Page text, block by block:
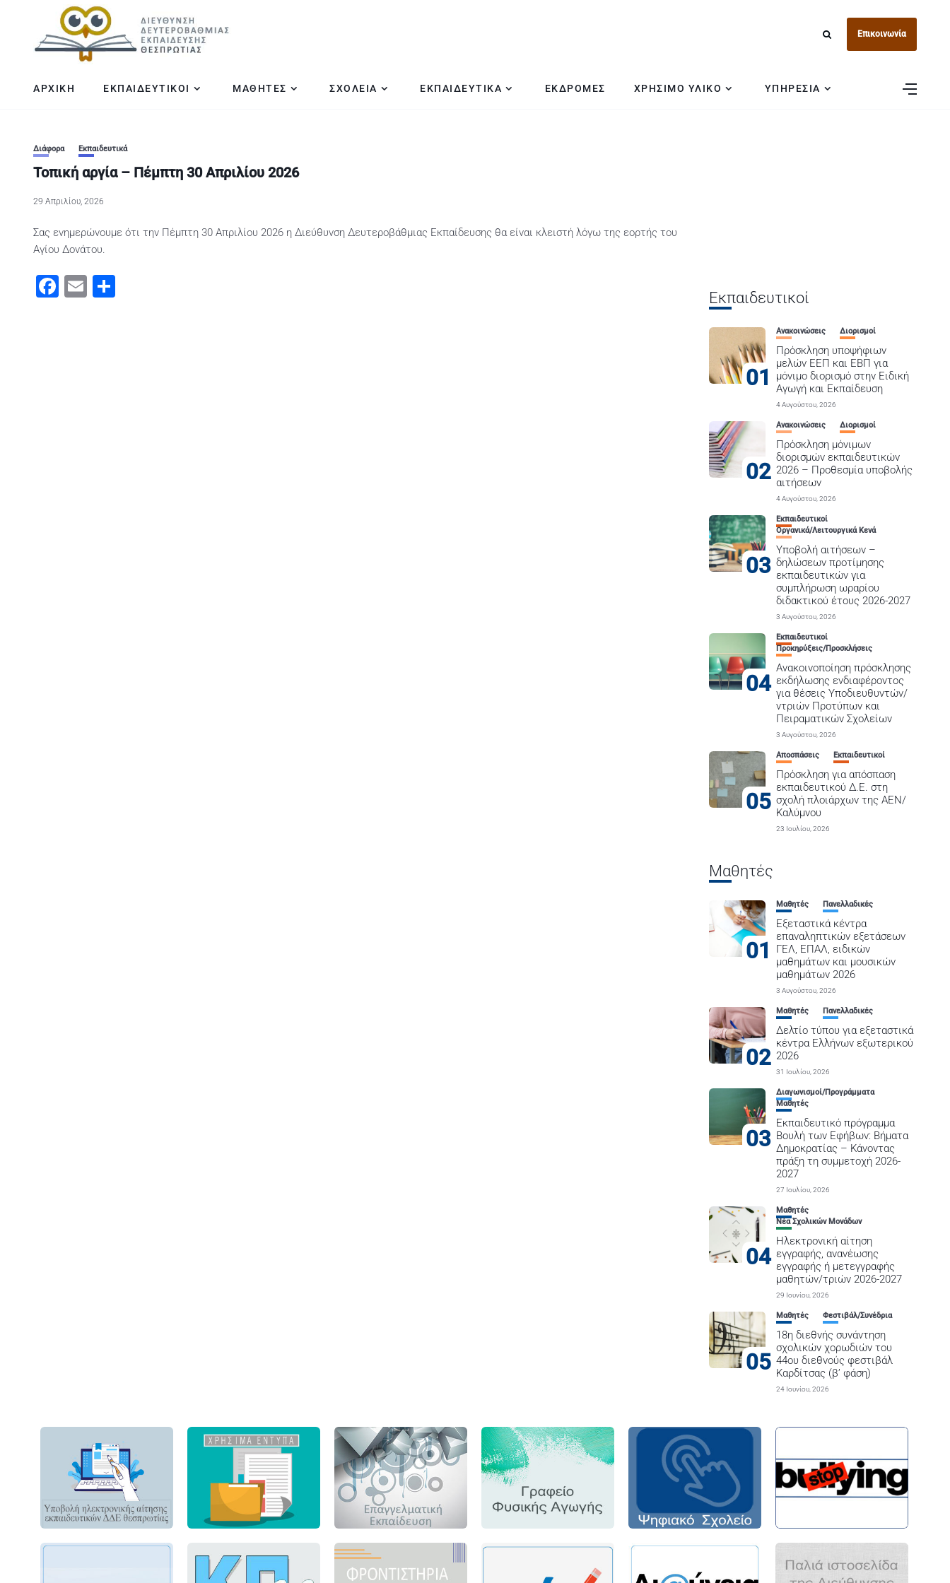
Επικοινωνία
ΑΡΧΙΚΗ ΕΚΠΑΙΔΕΥΤΙΚΟΙ ΜΑΘΗΤΕΣ ΣΧΟΛΕΙΑ ΕΚΠΑΙΔΕΥΤΙΚΑ ΕΚΔΡΟΜΕΣ ΧΡΗΣΙΜΟ ΥΛΙΚΟ ΥΠΗΡΕΣΙΑ
Διάφορα Εκπαιδευτικά
Τοπική αργία – Πέμπτη 30 Απριλίου 2026
29 Απριλίου, 2026
Σας ενημερώνουμε ότι την Πέμπτη 30 Απριλίου 2026 η Διεύθυνση Δευτεροβάθμιας Εκπαίδευσης θα είναι κλειστή λόγω της εορτής του
Αγίου Δονάτου.
Facebook
Email Εκπαιδευτικοί
01
Ανακοινώσεις Διορισμοί
Πρόσκληση υποψήφιων
μελών ΕΕΠ και ΕΒΠ για
μόνιμο διορισμό στην Ειδική
Αγωγή και Εκπαίδευση
4 Αυγούστου, 2026
02
Ανακοινώσεις Διορισμοί
Πρόσκληση μόνιμων
διορισμών εκπαιδευτικών
2026 – Προθεσμία υποβολής
αιτήσεων
4 Αυγούστου, 2026
03
Εκπαιδευτικοί
Οργανικά/Λειτουργικά Κενά
Υποβολή αιτήσεων –
δηλώσεων προτίμησης
εκπαιδευτικών για
συμπλήρωση ωραρίου
διδακτικού έτους 2026-2027
3 Αυγούστου, 2026
04
Εκπαιδευτικοί
Προκηρύξεις/Προσκλήσεις
Ανακοινοποίηση πρόσκλησης
εκδήλωσης ενδιαφέροντος
για θέσεις Υποδιευθυντών/
ντριών Προτύπων και
Πειραματικών Σχολείων
3 Αυγούστου, 2026
05
Αποσπάσεις Εκπαιδευτικοί
Πρόσκληση για απόσπαση
εκπαιδευτικού Δ.Ε. στη
σχολή πλοιάρχων της ΑΕΝ/
Καλύμνου
23 Ιουλίου, 2026
Μαθητές
01
Μαθητές Πανελλαδικές
Εξεταστικά κέντρα
επαναληπτικών εξετάσεων
ΓΕΛ, ΕΠΑΛ, ειδικών
μαθημάτων και μουσικών
μαθημάτων 2026
3 Αυγούστου, 2026
02
Μαθητές Πανελλαδικές
Δελτίο τύπου για εξεταστικά
κέντρα Ελλήνων εξωτερικού
2026
31 Ιουλίου, 2026
03
Διαγωνισμοί/Προγράμματα
Μαθητές
Εκπαιδευτικό πρόγραμμα
Βουλή των Εφήβων: Βήματα
Δημοκρατίας – Κάνοντας
πράξη τη συμμετοχή 2026-
2027
27 Ιουλίου, 2026
04
Μαθητές
Νέα Σχολικών Μονάδων
Ηλεκτρονική αίτηση
εγγραφής, ανανέωσης
εγγραφής ή μετεγγραφής
μαθητών/τριών 2026-2027
29 Ιουνίου, 2026
05
Μαθητές Φεστιβάλ/Συνέδρια
18η διεθνής συνάντηση
σχολικών χορωδιών του
44ου διεθνούς φεστιβάλ
Καρδίτσας (β’ φάση)
24 Ιουνίου, 2026